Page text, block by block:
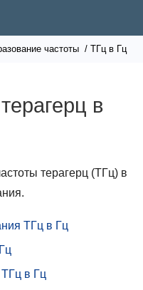
частоты / ТГц в Гц
в
терагерц (ТГц) в
ТГц в Гц
в Гц